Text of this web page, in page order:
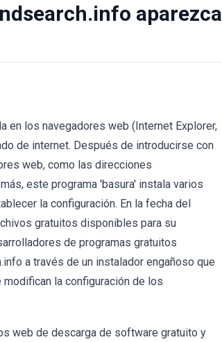
aparezca
en los navegadores web (Internet Explorer,
de internet. Después de introducirse con
web, como las direcciones
este programa 'basura' instala varios
la configuración. En la fecha del
gratuitos disponibles para su
de programas gratuitos
a través de un instalador engañoso que
la configuración de los
web de descarga de software gratuito y